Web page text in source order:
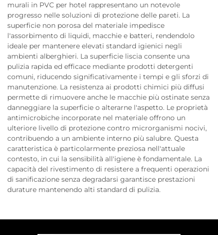
murali in PVC per hotel rappresentano un notevole
progresso nelle soluzioni di protezione delle pareti. La
superficie non porosa del materiale impedisce
l'assorbimento di liquidi, macchie e batteri, rendendolo
ideale per mantenere elevati standard igienici negli
ambienti alberghieri. La superficie liscia consente una
pulizia rapida ed efficace mediante prodotti detergenti
comuni, riducendo significativamente i tempi e gli sforzi di
manutenzione. La resistenza ai prodotti chimici più diffusi
permette di rimuovere anche le macchie più ostinate senza
danneggiare la superficie o alterarne l'aspetto. Le proprietà
antimicrobiche incorporate nel materiale offrono un
ulteriore livello di protezione contro microrganismi nocivi,
contribuendo a un ambiente interno più salubre. Questa
caratteristica è particolarmente preziosa nell'attuale
contesto, in cui la sensibilità all'igiene è fondamentale. La
capacità del rivestimento di resistere a frequenti operazioni
di sanificazione senza degradarsi garantisce prestazioni
durature mantenendo alti standard di pulizia.